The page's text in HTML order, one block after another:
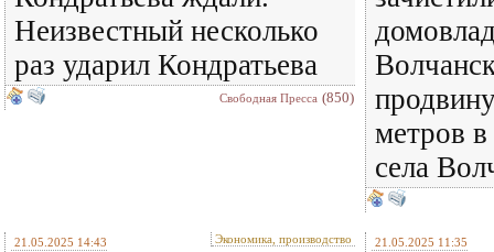
Неизвестный несколько
раз ударил Кондратьева
Свободная Пресса (850)
метров
села
21.05.2025 14:43 Экономика, производство 21.05.2025 11:35